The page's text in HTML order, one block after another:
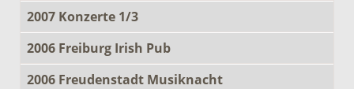
2007 Konzerte 1/3
2006 Freiburg Irish Pub
2006 Freudenstadt Musiknacht